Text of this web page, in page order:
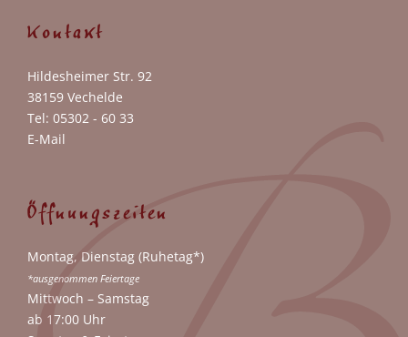
Kontakt
Hildesheimer Str. 92
38159 Vechelde
Tel: 05302 - 60 33
E-Mail
Öffnungszeiten
Montag, Dienstag (Ruhetag*)
*ausgenommen Feiertage
Mittwoch – Samstag
ab 17:00 Uhr